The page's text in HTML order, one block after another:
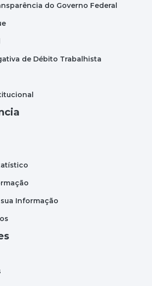
do Governo Federal
de Débito Trabalhista
Informação